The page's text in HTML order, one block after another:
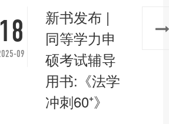
18
09
新书发布 |
同等学力申
硕考试辅导
用书:《法学
冲刺60⁺》